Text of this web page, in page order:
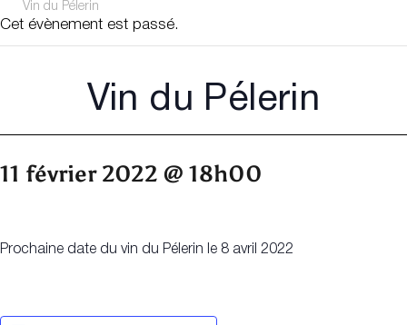
Vin du Pélerin
Cet évènement est passé.
Vin du Pélerin
11 février 2022 @ 18h00
Prochaine date du vin du Pélerin le 8 avril 2022